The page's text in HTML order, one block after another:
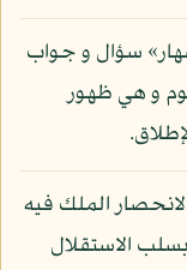
سؤال و جواب
و هي ظهور
لانحصار الملك فيه
الاستقلال